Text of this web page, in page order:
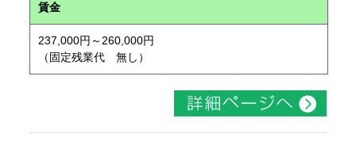
賃金
237,000円～260,000円
（固定残業代 無し）